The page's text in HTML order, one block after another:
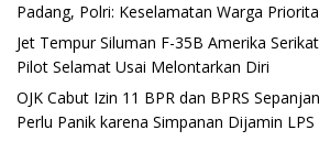
Padang, Polri: Keselamatan Warga
Jet Tempur Siluman F-35B Amerika
Pilot Selamat Usai Melontarkan Diri
OJK Cabut Izin 11 BPR dan BPRS
Perlu Panik karena Simpanan Dijamin LPS